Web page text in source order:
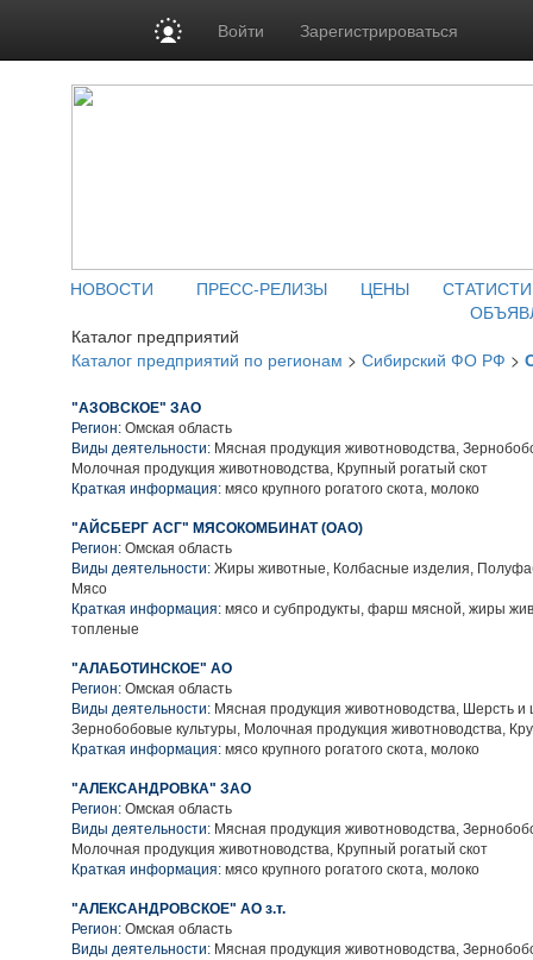
Войти Зарегистрироваться
НОВОСТИ ПРЕСС-РЕЛИЗЫ ЦЕНЫ
Каталог предприятий
Каталог предприятий по регионам > Сибирский ФО РФ >
"АЗОВСКОЕ" ЗАО
Регион: Омская область
Виды деятельности: Мясная продукция животноводства,
Молочная продукция животноводства, Крупный рогатый скот
Краткая информация: мясо крупного рогатого скота, молоко
"АЙСБЕРГ АСГ" МЯСОКОМБИНАТ (ОАО)
Регион: Омская область
Виды деятельности: Жиры животные, Колбасные изделия,
Мясо
Краткая информация: мясо и субпродукты, фарш мясной, жиры
топленые
"АЛАБОТИНСКОЕ" АО
Регион: Омская область
Виды деятельности: Мясная продукция животноводства, Шерсть и
Зернобобовые культуры, Молочная продукция животноводства,
Краткая информация: мясо крупного рогатого скота, молоко
"АЛЕКСАНДРОВКА" ЗАО
Регион: Омская область
Виды деятельности: Мясная продукция животноводства,
Молочная продукция животноводства, Крупный рогатый скот
Краткая информация: мясо крупного рогатого скота, молоко
"АЛЕКСАНДРОВСКОЕ" АО з.т.
Регион: Омская область
Виды деятельности: Мясная продукция животноводства,